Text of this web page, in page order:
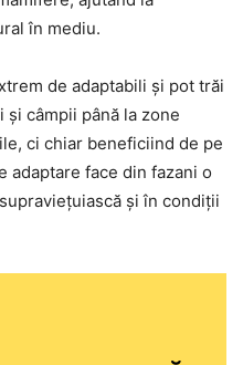
în mediu.
de adaptabili și pot trăi
câmpii până la zone
ci chiar beneficiind de pe
adaptare face din fazani o
și în condiții